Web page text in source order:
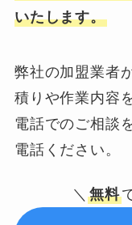
いたします。
弊社の加盟業者
積りや作業内容
電話でのご相談
電話ください。
＼無料